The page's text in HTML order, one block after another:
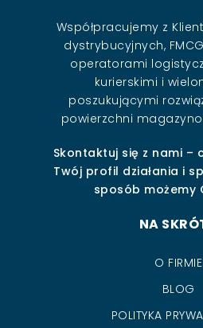
Współpracujemy z
dystrybucyjnych,
operatorami
kurierskimi i
poszukującymi
powierzchni
Skontaktuj się z nami –
Twój profil działania i
sposób możemy
NA
O FIRMIE
BLOG
POLITYKA